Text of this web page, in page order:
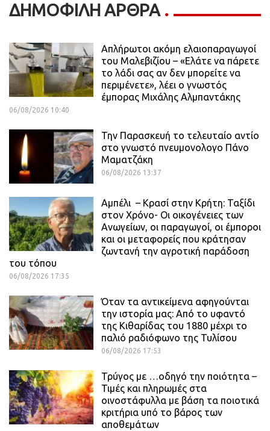
ΔΗΜΟΦΙΛΗ ΑΡΘΡΑ
Απλήρωτοι ακόμη ελαιοπαραγωγοί
του Μαλεβιζίου – «Ελάτε να πάρετε
το λάδι σας αν δεν μπορείτε να
περιμένετε», λέει ο γνωστός
έμπορας Μιχάλης Αλμπαντάκης
06/08/2026 10:40
Την Παρασκευή το τελευταίο αντίο
στο γνωστό πνευμονολογο Πάνο
Μαματζάκη
06/08/2026 13:37
Αμπέλι – Κρασί στην Κρήτη: Ταξίδι
στον Χρόνο- Οι οικογένειες των
Ανωγείων, οι παραγωγοί, οι έμποροι
και οι μεταφορείς που κράτησαν
ζωντανή την αγροτική παράδοση
του τόπου
06/08/2026 17:35
Όταν τα αντικείμενα αφηγούνται
την ιστορία μας: Από το υφαντό
της Κιθαρίδας του 1880 μέχρι το
παλιό ραδιόφωνο της Τυλίσου
06/08/2026 17:53
Τρύγος με …οδηγό την ποιότητα –
Τιμές και πληρωμές στα
οινοστάφυλλα με βάση τα ποιοτικά
κριτήρια υπό το βάρος των
αποθεμάτων